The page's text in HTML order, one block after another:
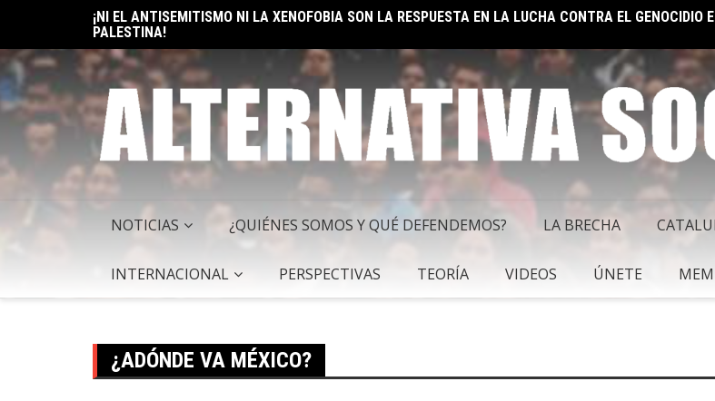
content
ELON MUSK: UN BILLÓN Y UNO RAZONES PARA SER SOCIALISTA
NOTICIAS ¿QUIÉNES SOMOS Y QUÉ DEFENDEMOS? LA BRECHA
INTERNACIONAL PERSPECTIVAS TEORÍA VIDEOS ÚNETE
¿ADÓNDE VA MÉXICO?